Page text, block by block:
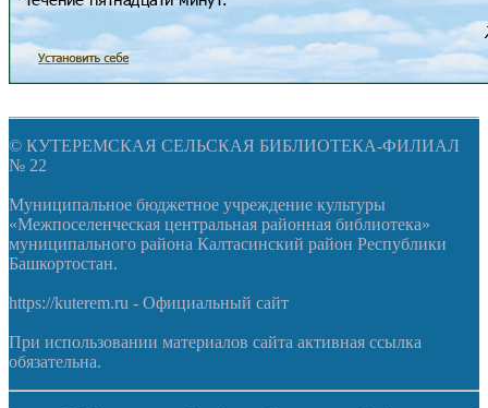
© КУТЕРЕМСКАЯ СЕЛЬСКАЯ БИБЛИОТЕКА-ФИЛИАЛ
№ 22
Муниципальное бюджетное учреждение культуры
«Межпоселенческая центральная районная библиотека»
муниципального района Калтасинский район Республики
Башкортостан.
https://kuterem.ru - Официальный сайт
При использовании материалов сайта активная ссылка
обязательна.